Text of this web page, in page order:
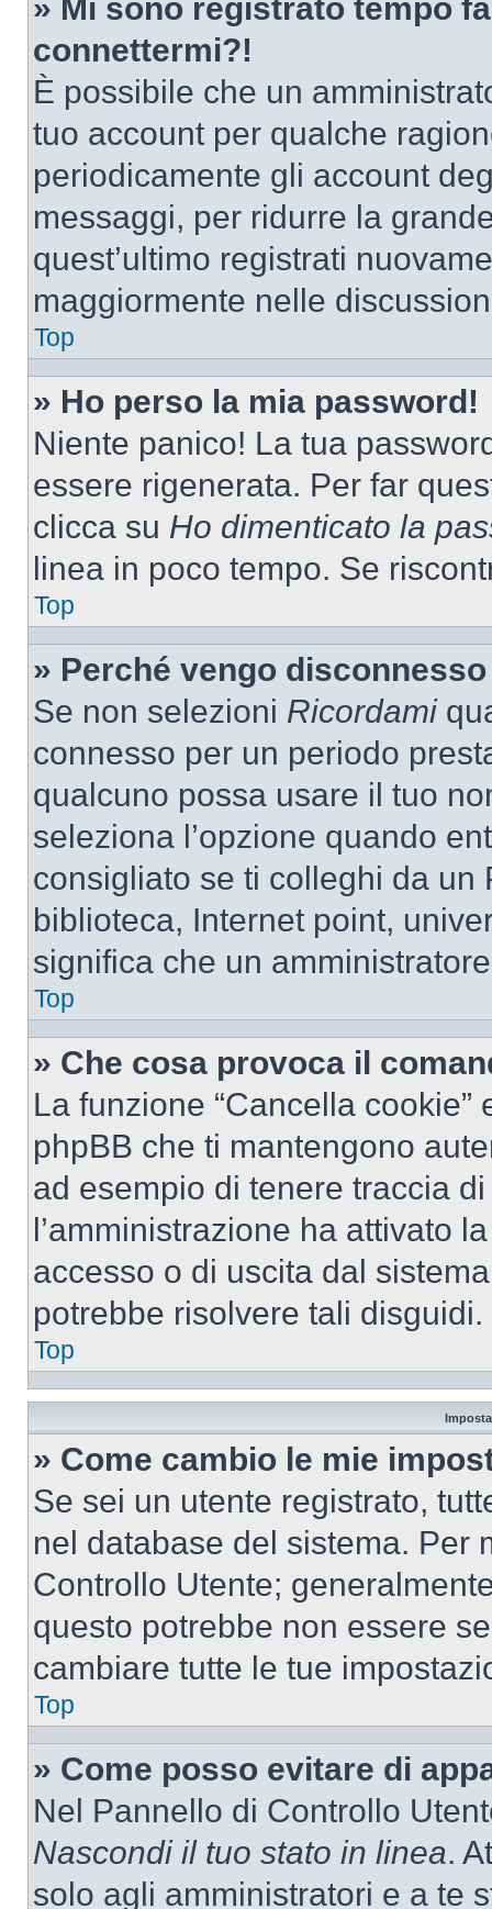
» Mi sono registrato tempo
connettermi?!
È possibile che un
tuo account per qualche
periodicamente gli account
messaggi, per ridurre la
quest’ultimo registrati
maggiormente nelle
Top
» Ho perso la mia password!
Niente panico! La tua
essere rigenerata. Per far
clicca su Ho dimenticato la
linea in poco tempo. Se
Top
» Perché vengo
Se non selezioni Ricordami
connesso per un periodo
qualcuno possa usare il tuo
seleziona l’opzione quando
consigliato se ti colleghi da un
biblioteca, Internet point,
significa che un
Top
» Che cosa provoca il
La funzione “Cancella
phpBB che ti mantengono
ad esempio di tenere traccia
l’amministrazione ha attivato
accesso o di uscita dal
potrebbe risolvere tali disguidi.
Top
» Come cambio le mie
Se sei un utente registrato,
nel database del sistema. Per
Controllo Utente;
questo potrebbe non essere
cambiare tutte le tue
Top
» Come posso evitare di
Nel Pannello di Controllo
Nascondi il tuo stato in linea.
solo agli amministratori e a te